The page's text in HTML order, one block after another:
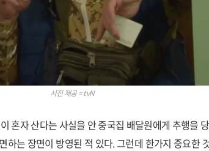
사진 제공 = tvN
혼자 산다는 사실을 안 중국집 배달원에게 추행을
하는 장면이 방영된 적 있다. 그런데 한가지 중요한